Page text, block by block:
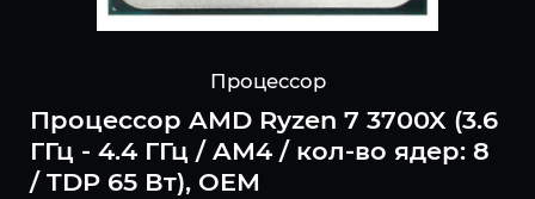
Процессор
Процессор AMD Ryzen 7 3700X (3.6
ГГц - 4.4 ГГц / AM4 / кол-во ядер: 8
/ TDP 65 Вт), OEM